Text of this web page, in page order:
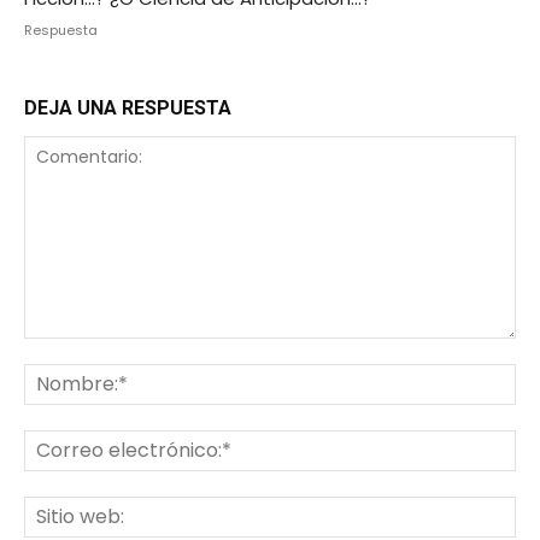
Respuesta
DEJA UNA RESPUESTA